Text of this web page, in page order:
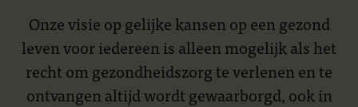
Onze visie op gelijke kansen op een gezond
leven voor iedereen is alleen mogelijk als het
recht om gezondheidszorg te verlenen en te
ontvangen altijd wordt gewaarborgd, ook in